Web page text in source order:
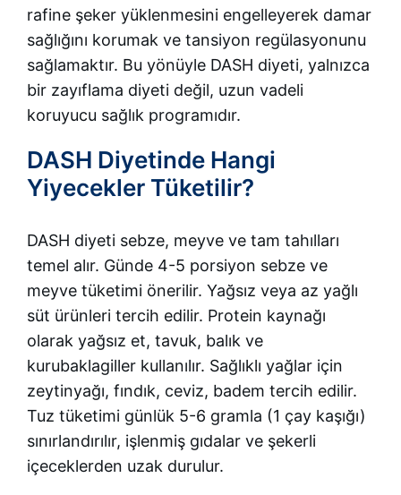
rafine şeker yüklenmesini engelleyerek damar
sağlığını korumak ve tansiyon regülasyonunu
sağlamaktır. Bu yönüyle DASH diyeti, yalnızca
bir zayıflama diyeti değil, uzun vadeli
koruyucu sağlık programıdır.
DASH Diyetinde Hangi
Yiyecekler Tüketilir?
DASH diyeti sebze, meyve ve tam tahılları
temel alır. Günde 4-5 porsiyon sebze ve
meyve tüketimi önerilir. Yağsız veya az yağlı
süt ürünleri tercih edilir. Protein kaynağı
olarak yağsız et, tavuk, balık ve
kurubaklagiller kullanılır. Sağlıklı yağlar için
zeytinyağı, fındık, ceviz, badem tercih edilir.
Tuz tüketimi günlük 5-6 gramla (1 çay kaşığı)
sınırlandırılır, işlenmiş gıdalar ve şekerli
içeceklerden uzak durulur.